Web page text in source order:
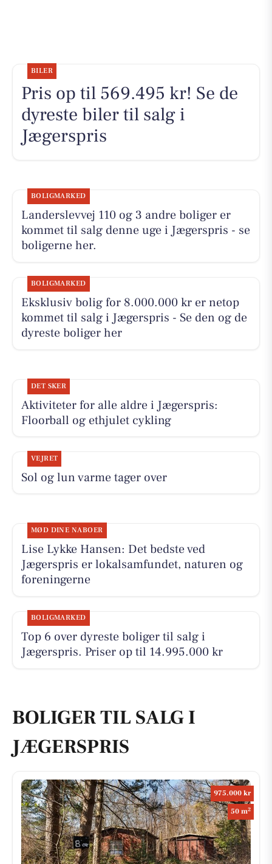
BILER
Pris op til 569.495 kr! Se de
dyreste biler til salg i
Jægerspris
BOLIGMARKED
Landerslevvej 110 og 3 andre boliger er
kommet til salg denne uge i Jægerspris - se
boligerne her.
BOLIGMARKED
Eksklusiv bolig for 8.000.000 kr er netop
kommet til salg i Jægerspris - Se den og de
dyreste boliger her
DET SKER
Aktiviteter for alle aldre i Jægerspris:
Floorball og ethjulet cykling
VEJRET
Sol og lun varme tager over
MØD DINE NABOER
Lise Lykke Hansen: Det bedste ved
Jægerspris er lokalsamfundet, naturen og
foreningerne
BOLIGMARKED
Top 6 over dyreste boliger til salg i
Jægerspris. Priser op til 14.995.000 kr
BOLIGER TIL SALG I
JÆGERSPRIS
975.000 kr
50 m2